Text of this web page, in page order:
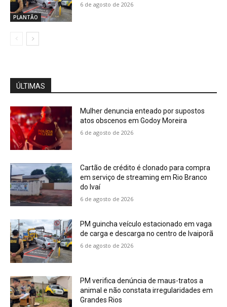
PLANTÃO
6 de agosto de 2026
ÚLTIMAS
Mulher denuncia enteado por supostos
atos obscenos em Godoy Moreira
6 de agosto de 2026
Cartão de crédito é clonado para compra
em serviço de streaming em Rio Branco
do Ivaí
6 de agosto de 2026
PM guincha veículo estacionado em vaga
de carga e descarga no centro de Ivaiporã
6 de agosto de 2026
PM verifica denúncia de maus-tratos a
animal e não constata irregularidades em
Grandes Rios